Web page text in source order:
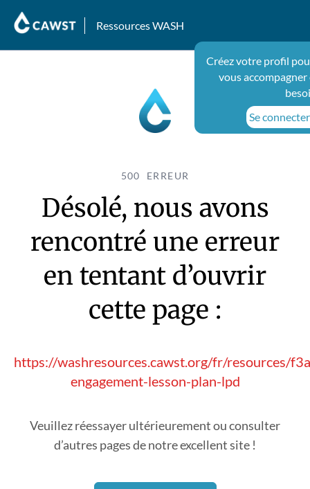
Ressources WASH
Créez votre profil
vous
Se
500 ERREUR
Désolé, nous avons
rencontré une erreur
en tentant d’ouvrir
cette page :
https://washresources.cawst.org/fr/resources/
engagement-lesson-plan-lpd
Veuillez réessayer ultérieurement ou consulter
d’autres pages de notre excellent site !